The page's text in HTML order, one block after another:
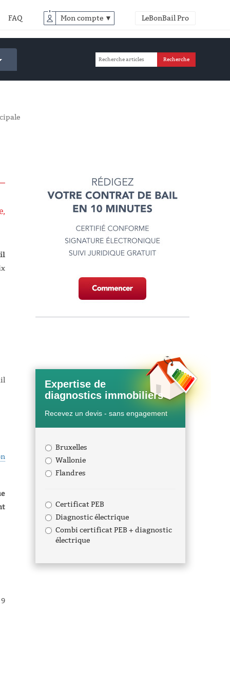
FAQ Mon compte ▼ LeBonBail Pro
Expertise de
diagnostics immobiliers
Recevez un devis - sans engagement
Bruxelles
Wallonie
Flandres
Certificat PEB
Diagnostic électrique
Combi certificat PEB + diagnostic
électrique